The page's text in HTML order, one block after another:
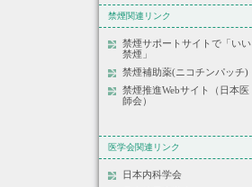
禁煙関連リンク
禁煙サポートサイトで「いい
禁煙」
禁煙補助薬(ニコチンパッチ)
禁煙推進Webサイト（日本医
師会）
医学会関連リンク
日本内科学会